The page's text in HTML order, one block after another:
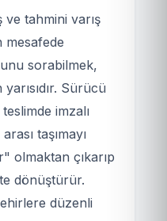
ve tahmini varış
mesafede
sorabilmek,
Sürücü
imzalı
taşımayı
olmaktan çıkarıp
dönüştürür.
düzenli